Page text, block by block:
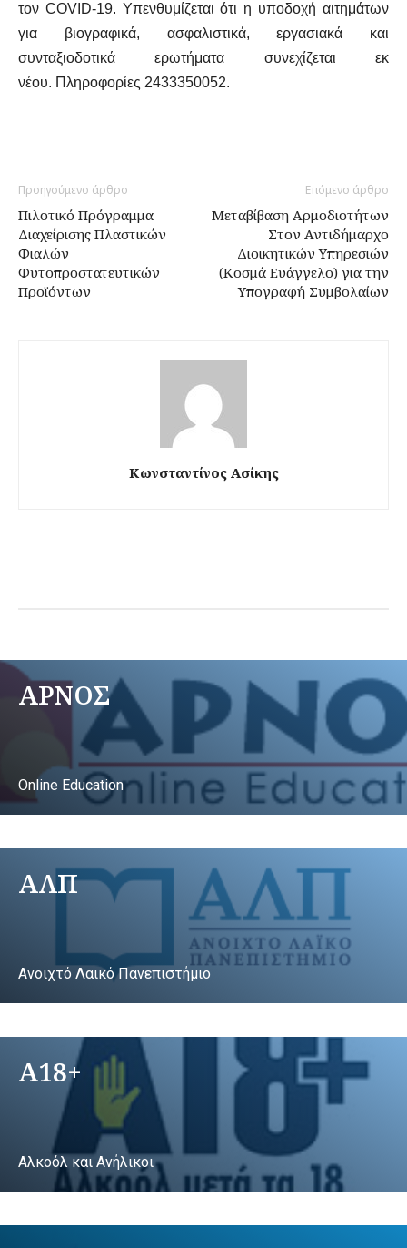
τον COVID-19. Υπενθυμίζεται ότι η υποδοχή αιτημάτων
για βιογραφικά, ασφαλιστικά, εργασιακά και
συνταξιοδοτικά ερωτήματα συνεχίζεται εκ
νέου. Πληροφορίες 2433350052.
Προηγούμενο άρθρο
Πιλοτικό Πρόγραμμα
Διαχείρισης Πλαστικών
Φιαλών
Φυτοπροστατευτικών
Προϊόντων
Επόμενο άρθρο
Μεταβίβαση Αρμοδιοτήτων
Στον Αντιδήμαρχο
Διοικητικών Υπηρεσιών
(Κοσμά Ευάγγελο) για την
Υπογραφή Συμβολαίων
Κωνσταντίνος Ασίκης
ΑΡΝΟΣ
Online Education
ΑΛΠ
Ανοιχτό Λαικό Πανεπιστήμιο
A18+
Αλκοόλ και Ανήλικοι